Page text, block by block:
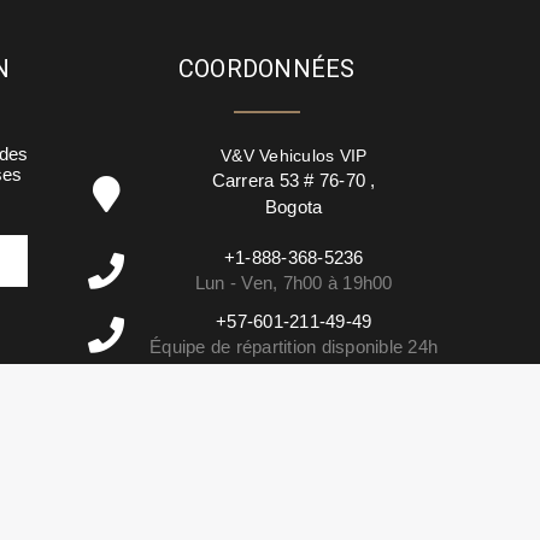
COORDONNÉES
V&V Vehiculos VIP
Carrera 53 # 76-70 ,
Bogota
+1-888-368-5236
Lun - Ven, 7h00 à 19h00
+57-601-211-49-49
Équipe de répartition disponible 24h